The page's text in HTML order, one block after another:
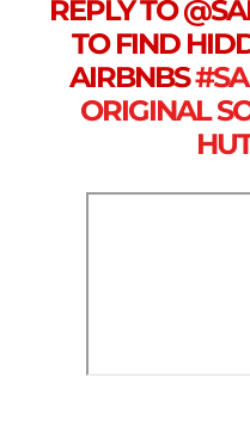
REPLY TO
TO FIND
AIRBNBS
ORIGINAL